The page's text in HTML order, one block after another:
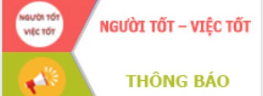
Quyết liệt tháo gỡ vướng mắc, đẩy
nhanh tiến độ các dự án trọng điểm
trong Khu kinh tế Nam Phú Yên
Hòn Yến phát triển du lịch gắn với bảo
tồn biển
Lấy ý kiến điều chỉnh Quy hoạch tỉnh
Đắk Lắk thời kỳ 2021-2030, tầm nhìn